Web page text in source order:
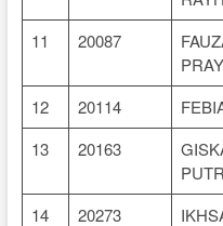
11 20087
12 20114
13
20163
14 20273